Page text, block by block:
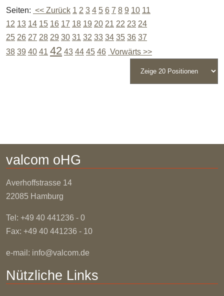
Seiten: << Zurück 1 2 3 4 5 6 7 8 9 10 11
12 13 14 15 16 17 18 19 20 21 22 23 24
25 26 27 28 29 30 31 32 33 34 35 36 37
38 39 40 41 42 43 44 45 46 Vorwärts >>
valcom oHG
Averhoffstrasse 14
22085 Hamburg
Tel: +49 40 441236 - 0
Fax: +49 40 441236 - 10
e-mail: info@valcom.de
Nützliche Links